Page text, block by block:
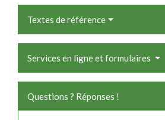
Textes de référence
Services en ligne et formulaires
Questions ? Réponses !